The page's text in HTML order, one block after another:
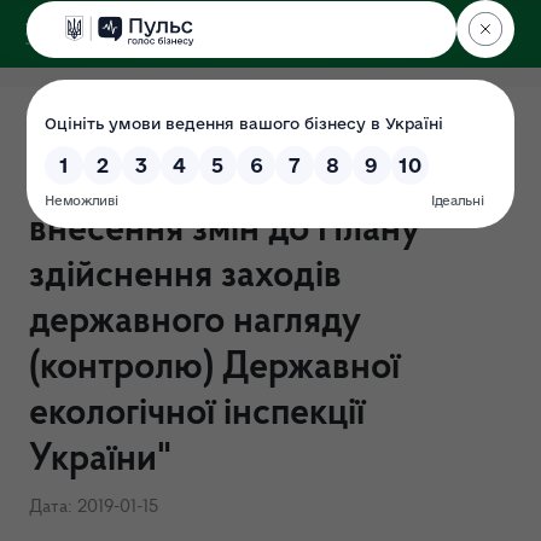
ДЕРЖЕКОІНСПЕКЦІЯ
Наказ Держекоінспекції від
14.01.2019 №15 "Про
внесення змін до Плану
здійснення заходів
державного нагляду
(контролю) Державної
екологічної інспекції
України"
Дата: 2019-01-15